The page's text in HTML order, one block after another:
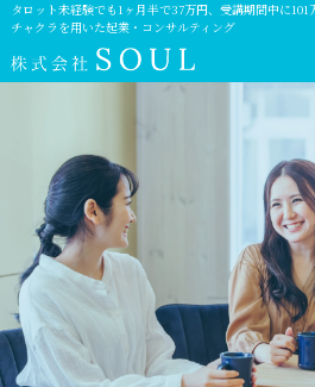
タロット未経験でも1ヶ月半で37万円、受講期間中に101
チャクラを用いた起業・コンサルティング